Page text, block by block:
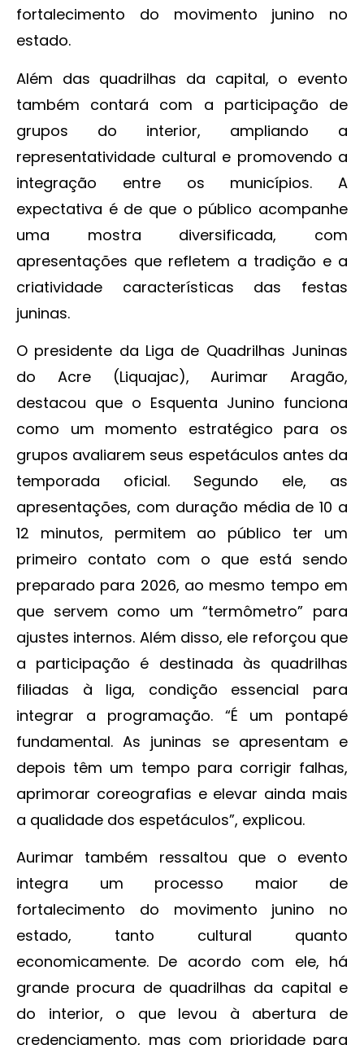
fortalecimento do movimento junino no
estado.
Além das quadrilhas da capital, o evento
também contará com a participação de
grupos do interior, ampliando a
representatividade cultural e promovendo a
integração entre os municípios. A
expectativa é de que o público acompanhe
uma mostra diversificada, com
apresentações que refletem a tradição e a
criatividade características das festas
juninas.
O presidente da Liga de Quadrilhas Juninas
do Acre (Liquajac), Aurimar Aragão,
destacou que o Esquenta Junino funciona
como um momento estratégico para os
grupos avaliarem seus espetáculos antes da
temporada oficial. Segundo ele, as
apresentações, com duração média de 10 a
12 minutos, permitem ao público ter um
primeiro contato com o que está sendo
preparado para 2026, ao mesmo tempo em
que servem como um “termômetro” para
ajustes internos. Além disso, ele reforçou que
a participação é destinada às quadrilhas
filiadas à liga, condição essencial para
integrar a programação. “É um pontapé
fundamental. As juninas se apresentam e
depois têm um tempo para corrigir falhas,
aprimorar coreografias e elevar ainda mais
a qualidade dos espetáculos”, explicou.
Aurimar também ressaltou que o evento
integra um processo maior de
fortalecimento do movimento junino no
estado, tanto cultural quanto
economicamente. De acordo com ele, há
grande procura de quadrilhas da capital e
do interior, o que levou à abertura de
credenciamento, mas com prioridade para